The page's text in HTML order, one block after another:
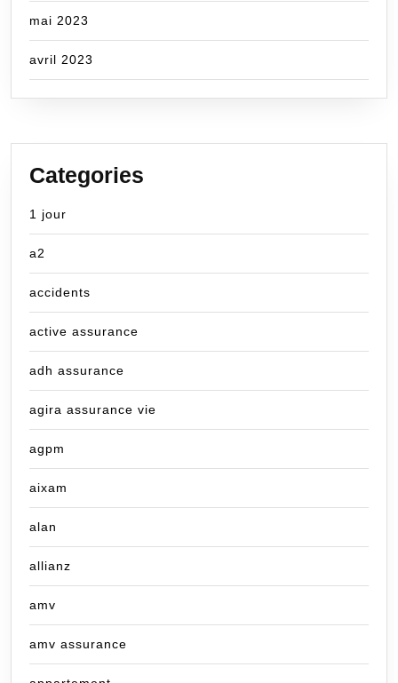
mai 2023
avril 2023
Categories
1 jour
a2
accidents
active assurance
adh assurance
agira assurance vie
agpm
aixam
alan
allianz
amv
amv assurance